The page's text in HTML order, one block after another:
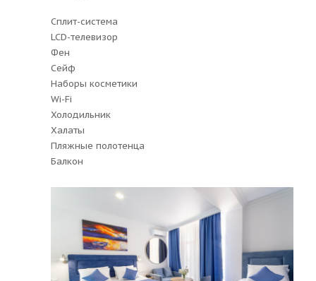
Сплит-система
LCD-телевизор
Фен
Сейф
Наборы косметики
Wi-Fi
Холодильник
Халаты
Пляжные полотенца
Балкон